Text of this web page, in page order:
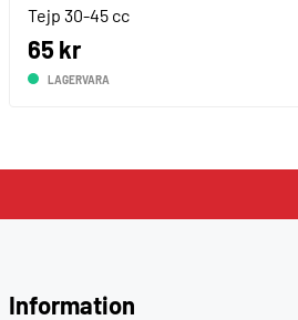
Tejp 30-45 cc
65 kr
LAGERVARA
Information